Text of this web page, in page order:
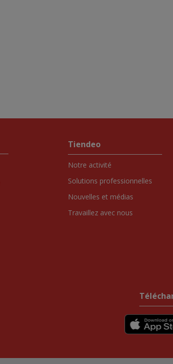
Tiendeo
Notre activité
Solutions professionnelles
Nouvelles et médias
Travaillez avec nous